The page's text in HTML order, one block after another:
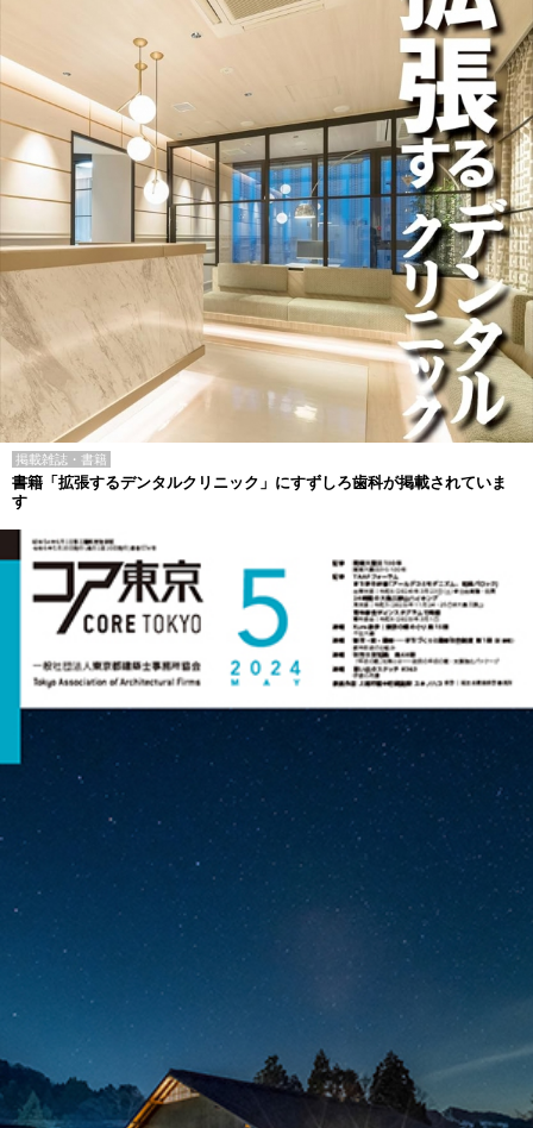
掲載雑誌・書籍
書籍「拡張するデンタルクリニック」にすずしろ歯科が掲載されていま
す